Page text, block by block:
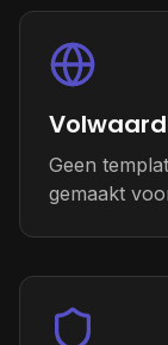
Geen
gemaakt